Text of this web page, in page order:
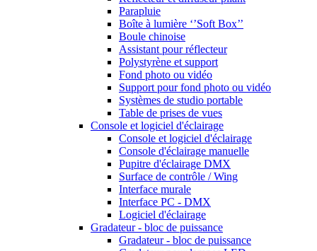
Parapluie
Boîte à lumière ‘’Soft Box’’
Boule chinoise
Assistant pour réflecteur
Polystyrène et support
Fond photo ou vidéo
Support pour fond photo ou vidéo
Systèmes de studio portable
Table de prises de vues
Console et logiciel d'éclairage
Console et logiciel d'éclairage
Console d'éclairage manuelle
Pupitre d'éclairage DMX
Surface de contrôle / Wing
Interface murale
Interface PC - DMX
Logiciel d'éclairage
Gradateur - bloc de puissance
Gradateur - bloc de puissance